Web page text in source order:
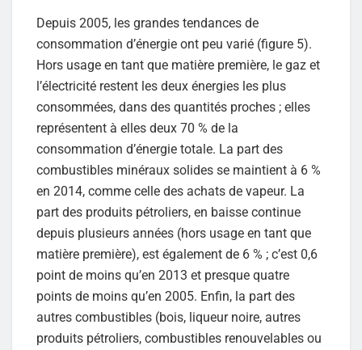
Depuis 2005, les grandes tendances de
consommation d’énergie ont peu varié (figure 5).
Hors usage en tant que matière première, le gaz et
l’électricité restent les deux énergies les plus
consommées, dans des quantités proches ; elles
représentent à elles deux 70 % de la
consommation d’énergie totale. La part des
combustibles minéraux solides se maintient à 6 %
en 2014, comme celle des achats de vapeur. La
part des produits pétroliers, en baisse continue
depuis plusieurs années (hors usage en tant que
matière première), est également de 6 % ; c’est 0,6
point de moins qu’en 2013 et presque quatre
points de moins qu’en 2005. Enfin, la part des
autres combustibles (bois, liqueur noire, autres
produits pétroliers, combustibles renouvelables ou